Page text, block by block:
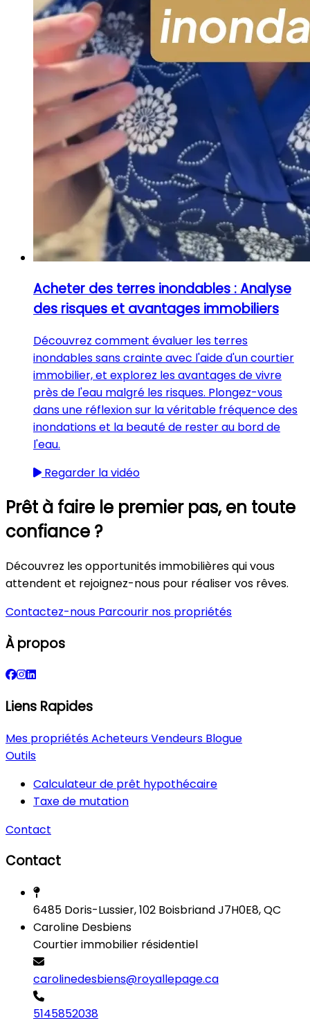
Acheter des terres inondables : Analyse
des risques et avantages immobiliers
Découvrez comment évaluer les terres
inondables sans crainte avec l'aide d'un courtier
immobilier, et explorez les avantages de vivre
près de l'eau malgré les risques. Plongez-vous
dans une réflexion sur la véritable fréquence des
inondations et la beauté de rester au bord de
l'eau.
Regarder la vidéo
Prêt à faire le premier pas, en toute
confiance ?
Découvrez les opportunités immobilières qui vous
attendent et rejoignez-nous pour réaliser vos rêves.
Contactez-nous Parcourir nos propriétés
À propos
Liens Rapides
Mes propriétésAcheteursVendeurs Blogue
Outils
Calculateur de prêt hypothécaire
Taxe de mutation
Contact
Contact
6485 Doris-Lussier, 102 Boisbriand J7H0E8, QC
Caroline Desbiens
Courtier immobilier résidentiel
carolinedesbiens@royallepage.ca
5145852038